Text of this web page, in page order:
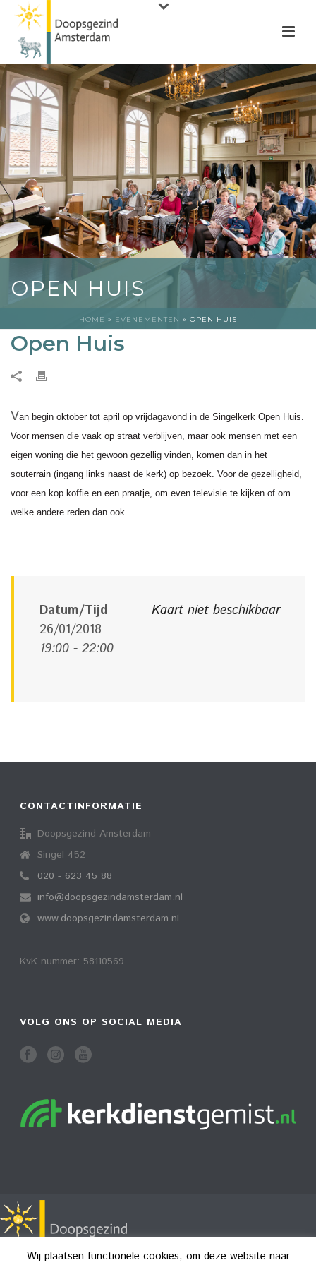
OPEN HUIS
HOME » EVENEMENTEN » OPEN HUIS
Open Huis
Van begin oktober tot april op vrijdagavond in de Singelkerk Open Huis.
Voor mensen die vaak op straat verblijven, maar ook mensen met een
eigen woning die het gewoon gezellig vinden, komen dan in het
souterrain (ingang links naast de kerk) op bezoek. Voor de gezelligheid,
voor een kop koffie en een praatje, om even televisie te kijken of om
welke andere reden dan ook.
Kaart niet beschikbaar
Datum/Tijd
26/01/2018
19:00 - 22:00
CONTACTINFORMATIE
Doopsgezind Amsterdam
Singel 452
020 - 623 45 88
info@doopsgezindamsterdam.nl
www.doopsgezindamsterdam.nl
KvK nummer: 58110569
VOLG ONS OP SOCIAL MEDIA
Wij plaatsen functionele cookies, om deze website naar